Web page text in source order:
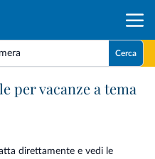
Cerca
per vacanze a tema
direttamente e vedi le